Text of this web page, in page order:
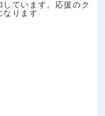
ています。応援のク
なります